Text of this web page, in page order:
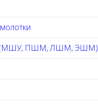
(МШУ, ПШМ, ЛШМ, ЭШМ)